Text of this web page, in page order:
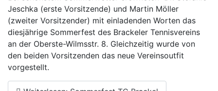
Jeschka (erste Vorsitzende) und Martin Möller
(zweiter Vorsitzender) mit einladenden Worten das
diesjährige Sommerfest des Brackeler Tennisvereins
an der Oberste-Wilmsstr. 8. Gleichzeitig wurde von
den beiden Vorsitzenden das neue Vereinsoutfit
vorgestellt.